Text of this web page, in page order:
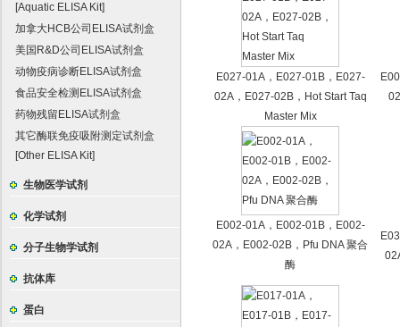
[Aquatic ELISA Kit]
加拿大HCB公司ELISA试剂盒
美国R&D公司ELISA试剂盒
动物疫病诊断ELISA试剂盒
食品安全检测ELISA试剂盒
药物残留ELISA试剂盒
其它酶联免疫吸附测定试剂盒
[Other ELISA Kit]
生物医学试剂
化学试剂
分子生物学试剂
抗体库
蛋白
E027-01A，E027-01B，E027-
02A，E027-02B，Hot Start Taq
Master Mix
E002-01A，E002-01B，E002-
02A，E002-02B，Pfu DNA 聚合
酶